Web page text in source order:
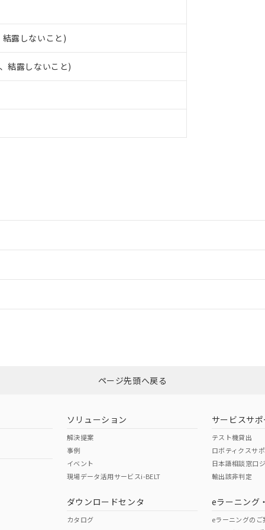
露しないこと)
結露しないこと)
ダウンロードはこちら
（日本
（アメリカ
この製品の規格認証/適合
その他の認証はこちらのページからご
ページ先頭へ戻る
ソリューション
解決提案
事例
イベント
現場データ活用サービスi-BELT
ダウンロードセンタ
カタログ
サービスサポ
テスト機貸出
ロボティクスサ
日本語相談窓口
輸出該非判定
eラーニング
eラーニングのご